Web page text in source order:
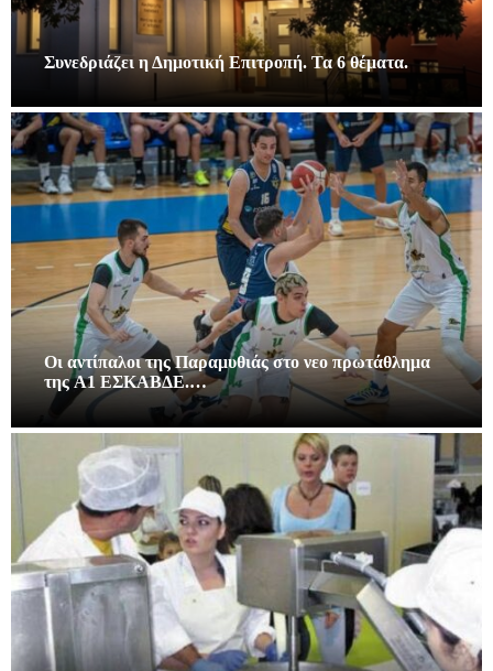
Συνεδριάζει η Δημοτική Επιτροπή. Τα 6 θέματα.
Οι αντίπαλοι της Παραμυθιάς στο νεο πρωτάθλημα
της A1 ΕΣΚΑΒΔΕ.…